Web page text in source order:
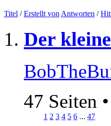
Titel /Erstellt von Antworten /
Der
47 Seiten •
1 2 3 4 5 6 ... 47